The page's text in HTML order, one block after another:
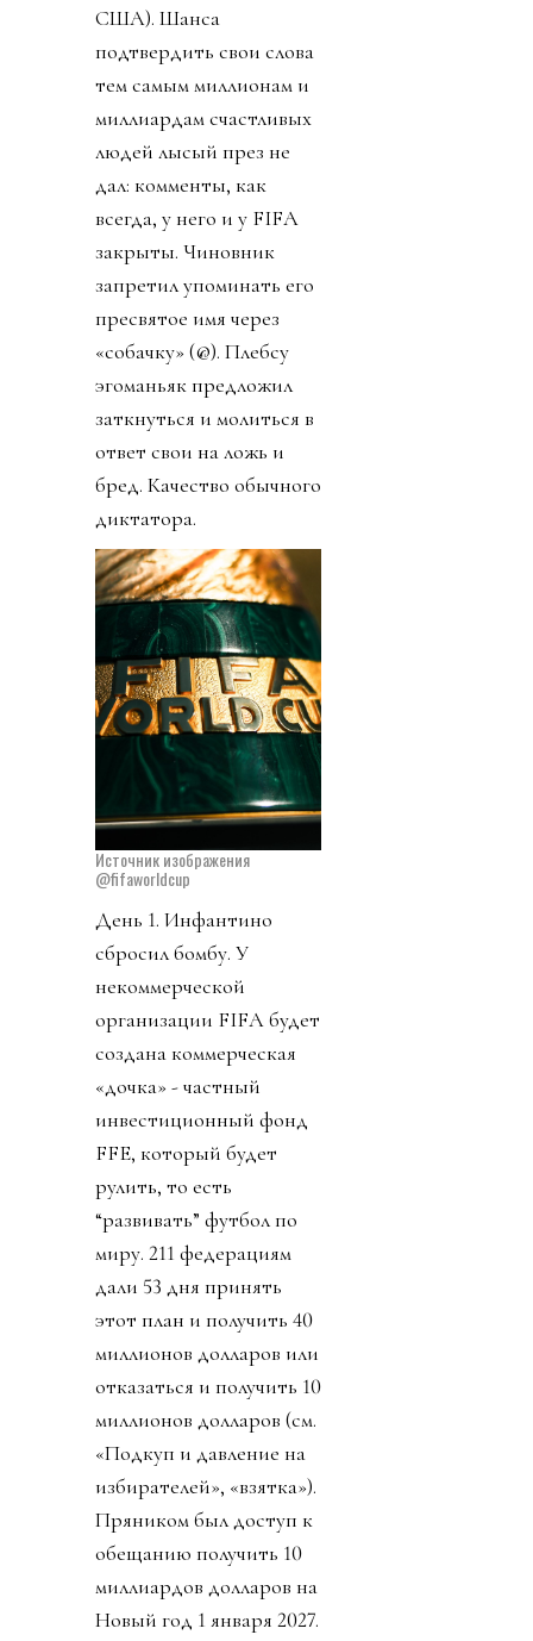
США). Шанса
подтвердить свои слова
тем самым миллионам и
миллиардам счастливых
людей лысый през не
дал: комменты, как
всегда, у него и у FIFA
закрыты. Чиновник
запретил упоминать его
пресвятое имя через
«собачку» (@). Плебсу
эгоманьяк предложил
заткнуться и молиться в
ответ свои на ложь и
бред. Качество обычного
диктатора.
Источник изображения
@fifaworldcup
День 1. Инфантино
сбросил бомбу. У
некоммерческой
организации FIFA будет
создана коммерческая
«дочка» - частный
инвестиционный фонд
FFE, который будет
рулить, то есть
“развивать” футбол по
миру. 211 федерациям
дали 53 дня принять
этот план и получить 40
миллионов долларов или
отказаться и получить 10
миллионов долларов (см.
«Подкуп и давление на
избирателей», «взятка»).
Пряником был доступ к
обещанию получить 10
миллиардов долларов на
Новый год 1 января 2027.